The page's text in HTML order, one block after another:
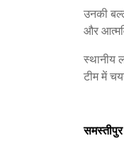
उनकी
और
स्थानीय
टीम में